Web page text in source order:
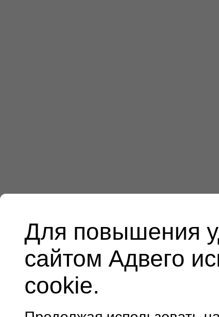
Для повышения
сайтом Адвего
cookie.